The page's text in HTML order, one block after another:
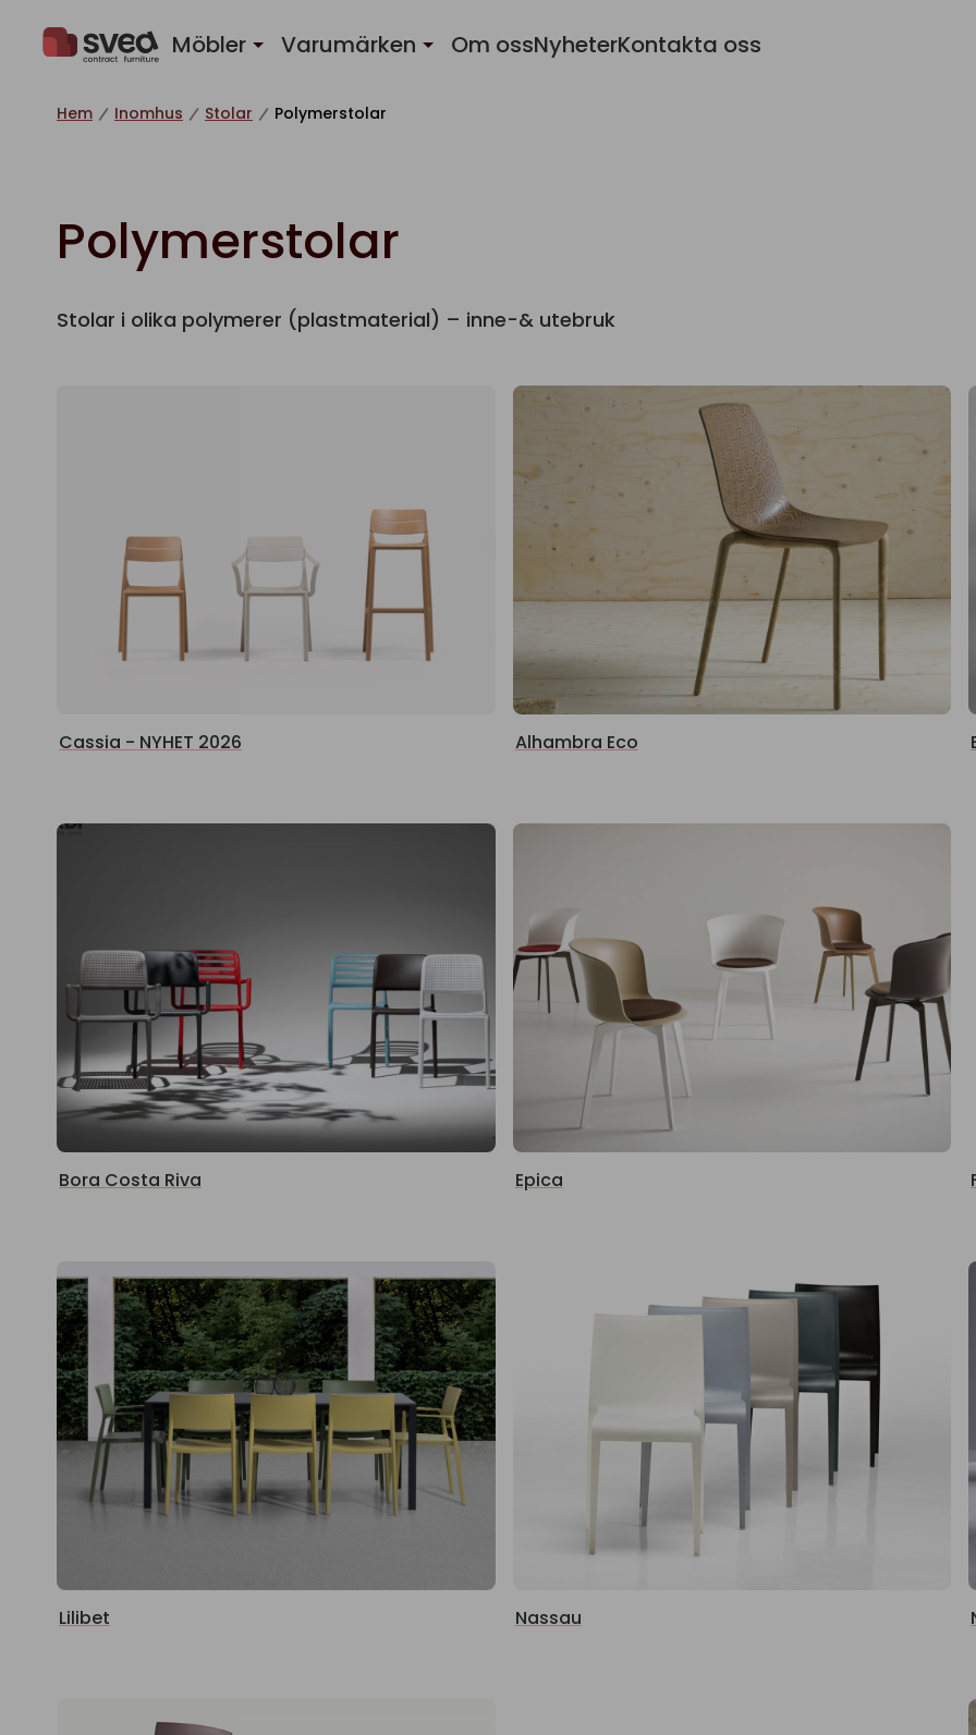
Möbler Varumärken Om ossNyheterKontakta oss
Hem Inomhus Stolar Polymerstolar
Polymerstolar
Stolar i olika polymerer (plastmaterial) – inne-& utebruk
Cassia - NYHET 2026 Alhambra Eco
Bora Costa Riva Epica
Lilibet Nassau